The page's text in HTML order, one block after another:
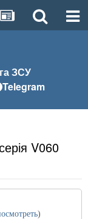
ЗСУ
Telegram
V060
)